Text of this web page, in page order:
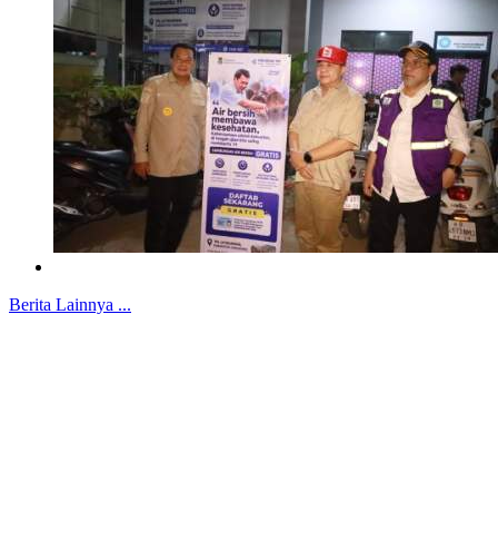
Berita Lainnya ...